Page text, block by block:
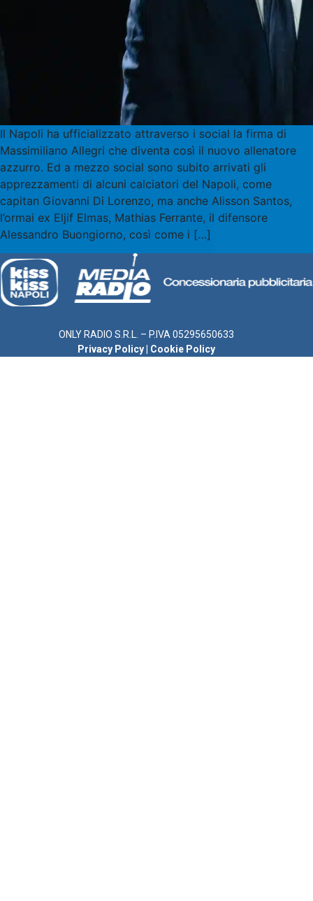
Il Napoli ha ufficializzato attraverso i social la firma di
Massimiliano Allegri che diventa così il nuovo allenatore
azzurro. Ed a mezzo social sono subito arrivati gli
apprezzamenti di alcuni calciatori del Napoli, come
capitan Giovanni Di Lorenzo, ma anche Alisson Santos,
l’ormai ex Eljif Elmas, Mathias Ferrante, il difensore
Alessandro Buongiorno, così come i […]
ONLY RADIO S.R.L. – P.IVA 05295650633
Privacy Policy
Cookie Policy